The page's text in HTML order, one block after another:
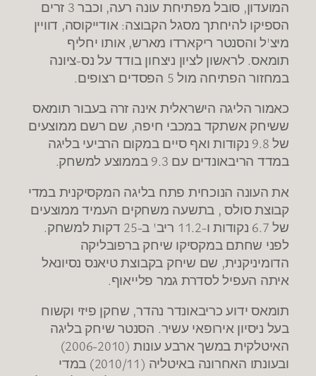
המועדון, סובל מפתיחת עונה רעה, וכבר 3 זרים
הספיקו להיחתך מסגל הקבוצה: אודייקוסה, דוויין
מיצ'ל והסנטר ריקארדו מארש, אותו יחליף
תומאס. לראשון לציון ניצחון בודד על נס-ציונה
במחזור הפתיחה מול 5 הפסדים רצופים.
כאמור הליגה הישראלית אינה זרה בעבור תומאס
ששיחק אשתקד במכבי חיפה, שם רשם ממוצעים
של 9.8 נקודות ואף סיים במקום הרביעי בליגה
במדד הריבאונדים עם 9.3 בממוצע למשחק.
את העונה הנוכחית פתח בליגה המקסיקנית במדי
קבוצת סולס , בתשעה משחקים העמיד ממוצעים
של 6.7 נקודות ו-11.2 ריב' ב-25 דקות למשחק.
לפני שחתם במקסיקו שיחק ברפובליקה
הדומיניקנית, שם שיחק בקבוצת טיאנס נסיונאל
איתה העפיל לסדרת גמר פלייאוף.
תומאס ידוע כריבאונדר נהדר, שחקן פיזי וקשוח
בעל ניסיון אירופאי עשיר. הסנטר שיחק בליגה
האיטלקית במשך ארבע עונות (2006-2010)
ובעונתו האחרונה באיטליה (2010/11) במדי